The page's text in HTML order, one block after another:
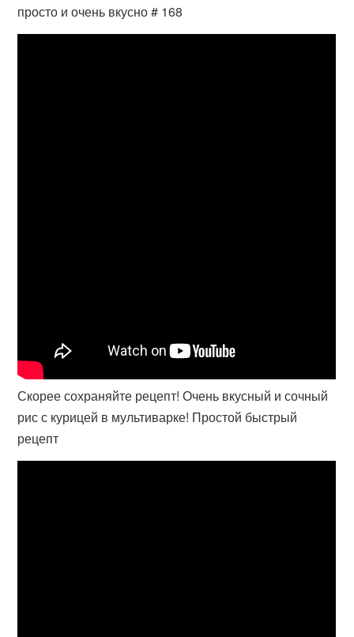
просто и очень вкусно # 168
Скорее сохраняйте рецепт! Очень вкусный и сочный
рис с курицей в мультиварке! Простой быстрый
рецепт